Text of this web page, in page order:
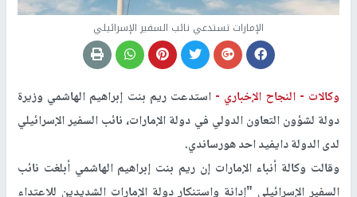
الإمارات تستدعي نائب السفير الإسرائيلي
وكالات -النجاح الإخباري - استدعت ريم بنت إبراهيم الهاشمي وزيرة
دولة لشؤون التعاون الدولي في دولة الإمارات، نائب السفير الإسرائيلي
لدى الدولة دايفيد احد هورساندي.
وقالت وكالة أنباء الإمارات إن ريم بنت إبراهيم الهاشمي أبلغت نائب